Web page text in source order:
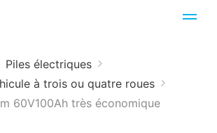
Piles électriques
à trois ou quatre roues
60V100Ah très économique